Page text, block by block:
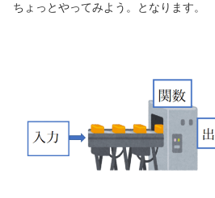
ちょっとやってみよう。となります。